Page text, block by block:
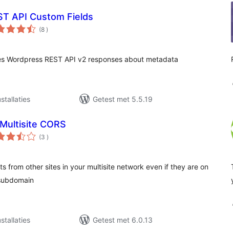
API Custom Fields
(8 aantal
beoordelingen
)
Wordpress REST API v2 responses about metadata
Getest met 5.5.19
CORS
(3 aantal
beoordelingen
)
from other sites in your multisite network even if they are on
Getest met 6.0.13